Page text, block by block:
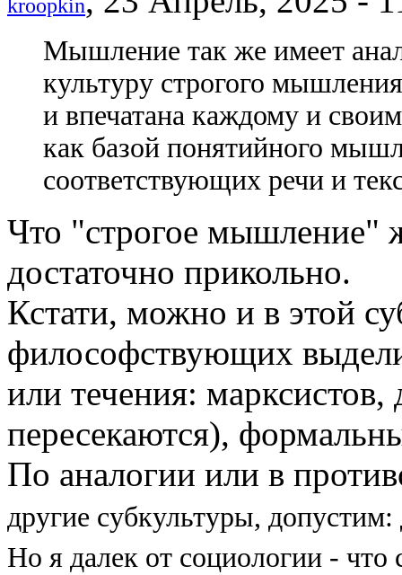
kroopkin
Мышление так же имеет
культуру строгого
и впечатана каждому и
как базой понятийного
соответствующих речи и
Что "строгое мышление"
достаточно прикольно.
Кстати, можно и в этой
философствующих
или течения: марксистов,
пересекаются),
По аналогии или в
другие субкультуры,
Но я далек от социологии - что